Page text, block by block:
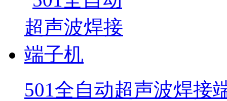
501全自动超声波焊接